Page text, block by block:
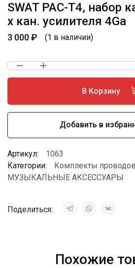
SWAT PAC-T4, набор
х кан. усилителя 4Ga
3 000₽ (1 в наличии)
В Корзину
Добавить в
Артикул:
1063
Категории:
Комплекты проводов
МУЗЫКАЛЬНЫЕ АКСЕССУАРЫ
Поделиться:
Похожие